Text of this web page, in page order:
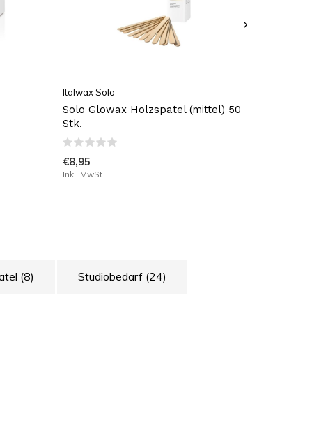
Italwax Solo
Solo Glowax Holzspatel (mittel) 50
Stk.
€8,95
Inkl. MwSt.
(8) Studiobedarf (24)